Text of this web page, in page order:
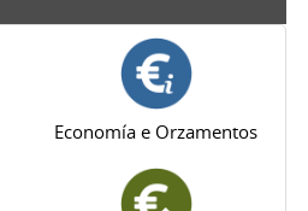
Economía e Orzamentos